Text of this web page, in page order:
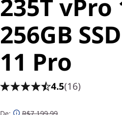
235T vPro
256GB
11 Pro
4.5(16)